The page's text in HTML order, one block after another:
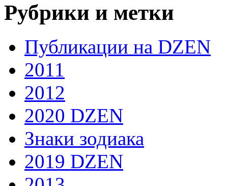
Рубрики и метки
Публикации на DZEN
2011
2012
2020 DZEN
Знаки зодиака
2019 DZEN